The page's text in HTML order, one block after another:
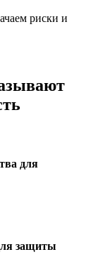
риски и
для
защиты